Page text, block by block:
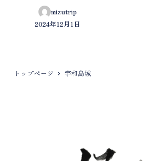
mizutrip
投稿日
2024年12月1日
トップページ 宇和島城